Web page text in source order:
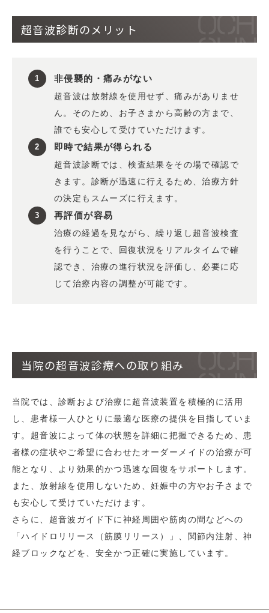
超音波診断のメリット
非侵襲的・痛みがない
超音波は放射線を使用せず、痛みがありませ
ん。そのため、お子さまから高齢の方まで、
誰でも安心して受けていただけます。
即時で結果が得られる
超音波診断では、検査結果をその場で確認で
きます。診断が迅速に行えるため、治療方針
の決定もスムーズに行えます。
再評価が容易
治療の経過を見ながら、繰り返し超音波検査
を行うことで、回復状況をリアルタイムで確
認でき、治療の進行状況を評価し、必要に応
じて治療内容の調整が可能です。
当院の超音波診療への取り組み
当院では、診断および治療に超音波装置を積極的に活用
し、患者様一人ひとりに最適な医療の提供を目指していま
す。超音波によって体の状態を詳細に把握できるため、患
者様の症状やご希望に合わせたオーダーメイドの治療が可
能となり、より効果的かつ迅速な回復をサポートします。
また、放射線を使用しないため、妊娠中の方やお子さまで
も安心して受けていただけます。
さらに、超音波ガイド下に神経周囲や筋肉の間などへの
「ハイドロリリース（筋膜リリース）」、関節内注射、神
経ブロックなどを、安全かつ正確に実施しています。